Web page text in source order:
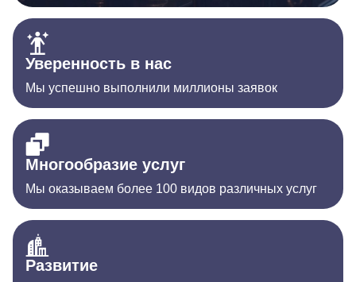
Уверенность в нас
Мы успешно выполнили миллионы заявок
Многообразие услуг
Мы оказываем более 100 видов различных услуг
Развитие